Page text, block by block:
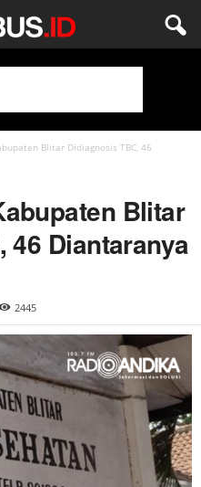
Blitar Didiagnosis TBC, 46
Blitar
46 Diantaranya
2445